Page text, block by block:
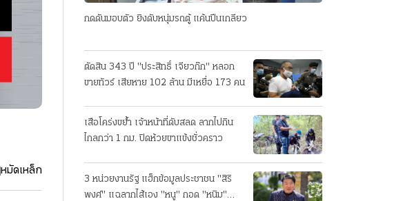
หมัดเหล็ก
กดดันมอบตัว ยิงดับหนุ่มรถตู้ แค้นปีนเกลียว
ตัดสิน 343 ปี "ประสิทธิ์ เจียวก๊ก" หลอก
ขายทัวร์ เสียหาย 102 ล้าน มีเหยื่อ 173 คน
เสือโคร่งขย้ำ เจ้าหน้าที่ดับสลด ลากไปกิน
ไกลกว่า 1 กม. ปิดห้วยขาแข้งชั่วคราว
3 หน่วยงานรัฐ แฮ็กข้อมูลประชาชน "สิริ
พงศ์" แฉลากไส้เอง "หนู" กอด "หนิม"